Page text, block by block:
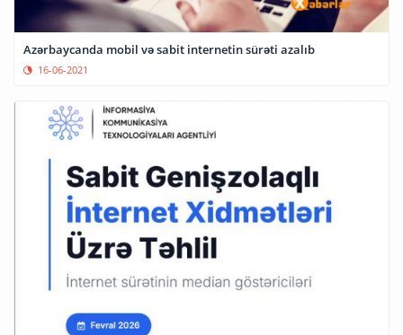
Azərbaycanda mobil və sabit internetin sürəti azalıb
16-06-2021